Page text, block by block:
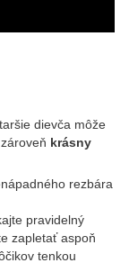
dievča môže
krásny
rezbára
pravidelný
zapletať aspoň
tenkou